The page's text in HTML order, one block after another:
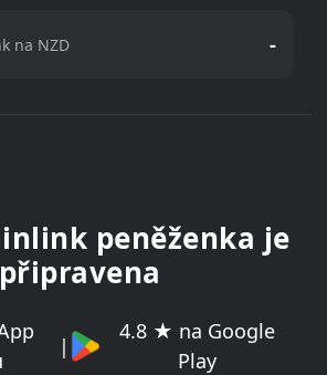
na NZD -
peněženka je
připravena
|
4.8 ★ na Google
Play